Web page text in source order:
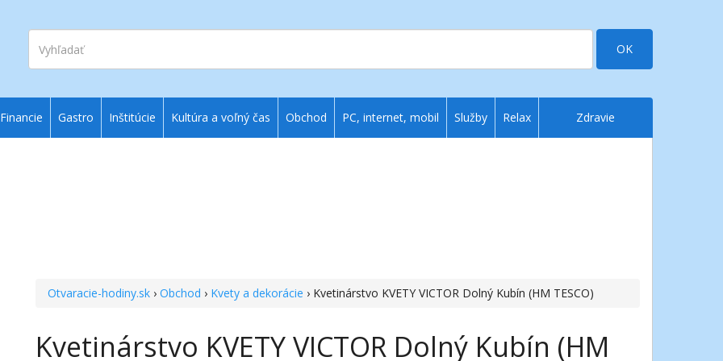
Vyhľadať
OK
Otvaracie-hodiny.sk ›Obchod › Kvety a dekorácie › Kvetinárstvo KVETY VICTOR Dolný Kubín (HM TESCO)
Kvetinárstvo KVETY VICTOR Dolný Kubín (HM
Financie Gastro Inštitúcie Kultúra a voľný čas Obchod PC, internet, mobil Služby Relax Zdravie